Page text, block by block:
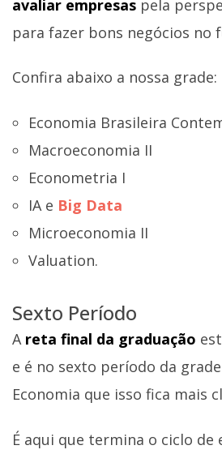
avaliar empresas pela
para fazer bons negócios no
Confira abaixo a nossa grade:
Economia Brasileira
Macroeconomia II
Econometria I
IA e Big Data
Microeconomia II
Valuation.
Sexto Período
A reta final da graduação
e é no sexto período da
Economia que isso fica mais
É aqui que termina o ciclo de